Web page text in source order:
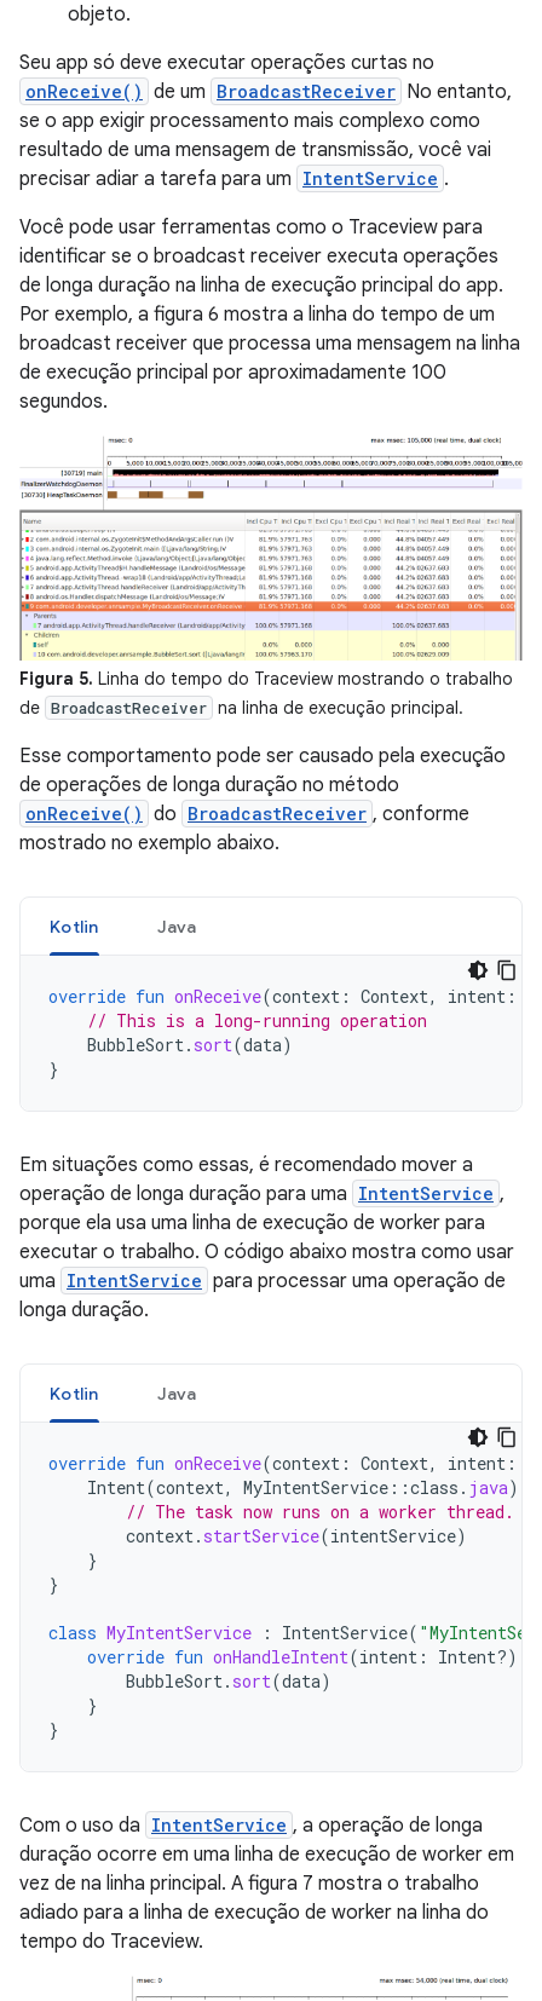
objeto.
Seu app só deve executar operações curtas no
onReceive() de um BroadcastReceiver No entanto,
se o app exigir processamento mais complexo como
resultado de uma mensagem de transmissão, você vai
precisar adiar a tarefa para um IntentService .
Você pode usar ferramentas como o Traceview para
identificar se o broadcast receiver executa operações
de longa duração na linha de execução principal do app.
Por exemplo, a figura 6 mostra a linha do tempo de um
broadcast receiver que processa uma mensagem na linha
de execução principal por aproximadamente 100
segundos.
Figura 5. Linha do tempo do Traceview mostrando o trabalho
de BroadcastReceiver na linha de execução principal.
Esse comportamento pode ser causado pela execução
de operações de longa duração no método
onReceive() do BroadcastReceiver , conforme
mostrado no exemplo abaixo.
Kotlin Java
override fun onReceive(context : Context, intent :
// This is a long-running operation
BubbleSort. sort(data)
}
Em situações como essas, é recomendado mover a
operação de longa duração para uma IntentService ,
porque ela usa uma linha de execução de worker para
executar o trabalho. O código abaixo mostra como usar
uma IntentService para processar uma operação de
longa duração.
Kotlin Java
override fun onReceive(context : Context, intent :
Intent(context, MyIntentService ::class . java).
// The task now runs on a worker thread.
context. startService(intentService)
}
}
class MyIntentService : IntentService(
override fun onHandleIntent(intent : Intent?)
BubbleSort. sort(data)
}
}
Com o uso da IntentService , a operação de longa
duração ocorre em uma linha de execução de worker em
vez de na linha principal. A figura 7 mostra o trabalho
adiado para a linha de execução de worker na linha do
tempo do Traceview.